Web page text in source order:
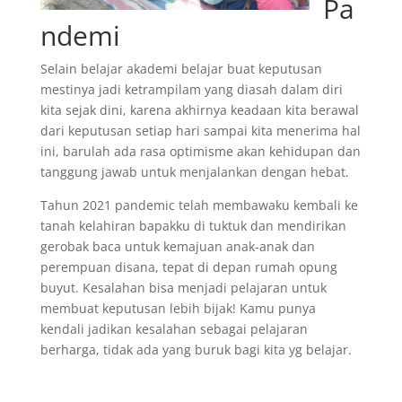
Pa
ndemi
Selain belajar akademi belajar buat keputusan
mestinya jadi ketrampilam yang diasah dalam diri
kita sejak dini, karena akhirnya keadaan kita berawal
dari keputusan setiap hari sampai kita menerima hal
ini, barulah ada rasa optimisme akan kehidupan dan
tanggung jawab untuk menjalankan dengan hebat.
Tahun 2021 pandemic telah membawaku kembali ke
tanah kelahiran bapakku di tuktuk dan mendirikan
gerobak baca untuk kemajuan anak-anak dan
perempuan disana, tepat di depan rumah opung
buyut. Kesalahan bisa menjadi pelajaran untuk
membuat keputusan lebih bijak! Kamu punya
kendali jadikan kesalahan sebagai pelajaran
berharga, tidak ada yang buruk bagi kita yg belajar.